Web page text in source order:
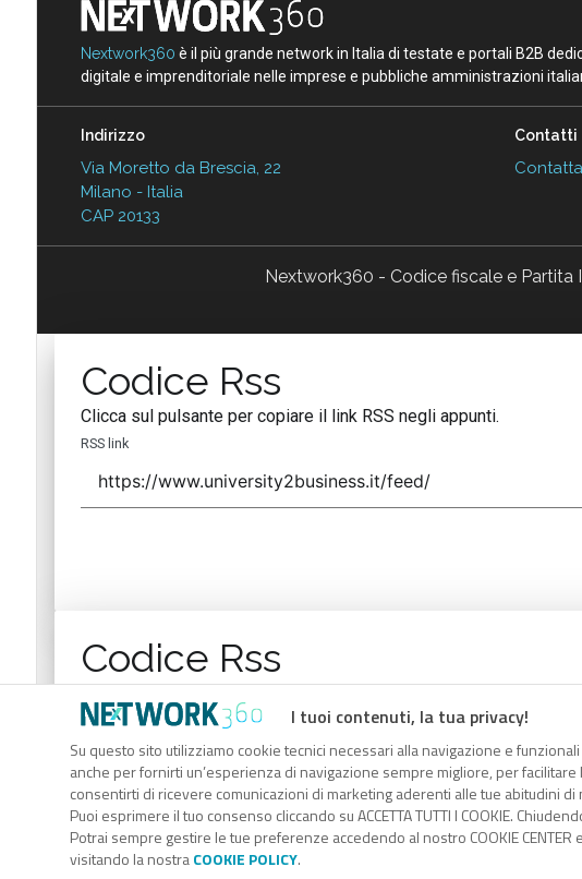
I tuoi contenuti, la tua privacy!
Su questo sito utilizziamo cookie tecnici necessari alla navigazione e
anche per fornirti un’esperienza di navigazione sempre migliore, per
consentirti di ricevere comunicazioni di marketing aderenti alle tue abitudini
Puoi esprimere il tuo consenso cliccando su ACCETTA TUTTI I COOKIE.
Potrai sempre gestire le tue preferenze accedendo al nostro COOKIE
visitando la nostraCOOKIE POLICY.
Nextwork360 è il più grande network in Italia di testate e portali B2B
digitale e imprenditoriale nelle imprese e pubbliche amministrazioni
Indirizzo
Via Moretto da Brescia, 22
Milano - Italia
CAP 20133
Contatti
Nextwork360 - Codice fiscale e Partita
Codice Rss
Clicca sul pulsante per copiare il link RSS negli appunti.
RSS link
Codice Rss
RSS link